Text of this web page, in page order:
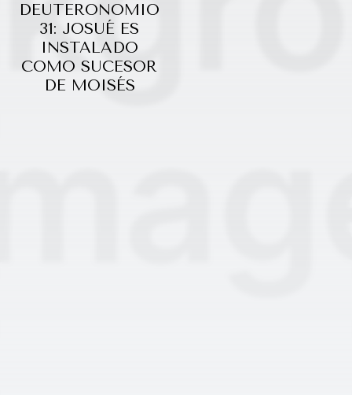
DEUTERONOMIO
31: JOSUÉ ES
INSTALADO
COMO SUCESOR
DE MOISÉS